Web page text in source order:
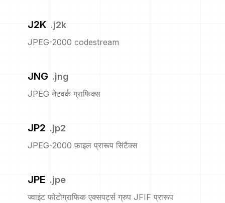
J2K .j2k
JPEG-2000 codestream
JNG .jng
JPEG नेटवर्क ग्राफिक्स
JP2 .jp2
JPEG-2000 फ़ाइल प्रारूप सिंटैक्स
JPE .jpe
ज्वाइंट फोटोग्राफिक एक्सपर्ट्स ग्रुप JFIF प्रारूप